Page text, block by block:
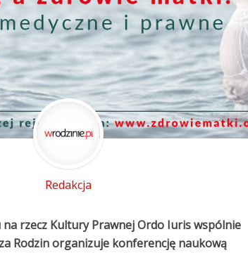
Redakcja
rzecz Kultury Prawnej Ordo Iuris wspólnie
Rodzin organizuje konferencję naukową